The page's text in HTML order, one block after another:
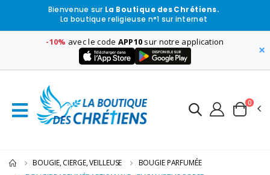
Bienvenue sur La Boutique des Chrétiens.
La boutique religieuse n°1 sur internet
-10% avec le code APP10 sur notre application
×
0
BOUGIE, CIERGE, VEILLEUSE
BOUGIE PARFUMÉE